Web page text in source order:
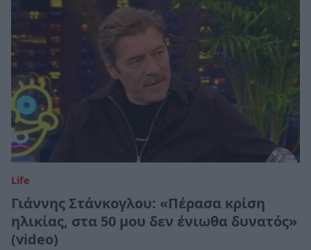
Life
Γιάννης Στάνκογλου: «Πέρασα κρίση
ηλικίας, στα 50 μου δεν ένιωθα δυνατός»
(video)